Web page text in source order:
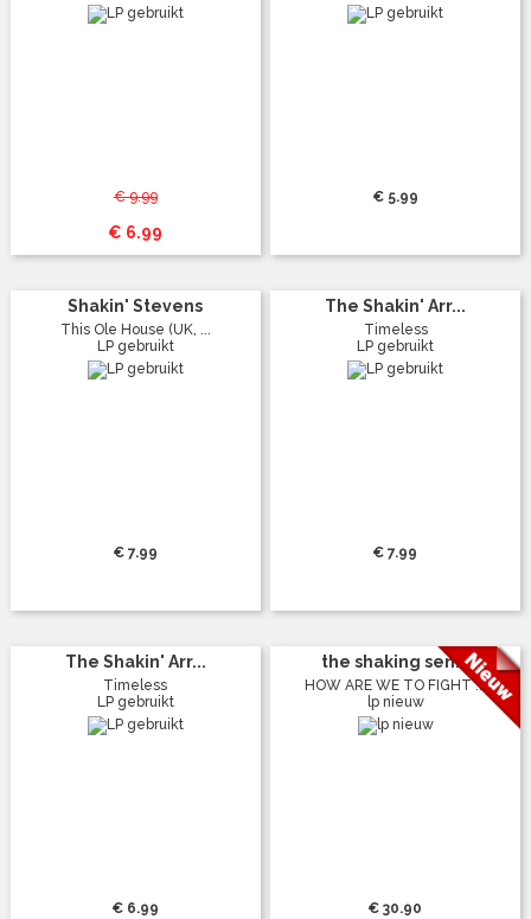
€ 9.99
€ 6.99
€ 5.99
Shakin' Stevens
This Ole House (UK, ...
LP gebruikt
€ 7.99
The Shakin' Arr...
Timeless
LP gebruikt
€ 7.99
The Shakin' Arr...
Timeless
LP gebruikt
€ 6.99
the shaking sen...
HOW ARE WE TO FIGHT ...
lp nieuw
€ 30.90